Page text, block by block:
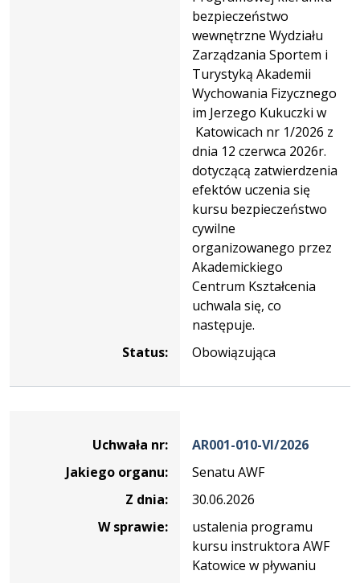
bezpieczeństwo
wewnętrzne Wydziału
Zarządzania Sportem i
Turystyką Akademii
Wychowania Fizycznego
im Jerzego Kukuczki w
Katowicach nr 1/2026 z
dnia 12 czerwca 2026r.
dotyczącą zatwierdzenia
efektów uczenia się
kursu bezpieczeństwo
cywilne
organizowanego przez
Akademickiego
Centrum Kształcenia
uchwala się, co
następuje.
Status:
Obowiązująca
Uchwała nr:
AR001-010-VI/2026
Jakiego organu:
Senatu AWF
Z dnia:
30.06.2026
W sprawie:
ustalenia programu
kursu instruktora AWF
Katowice w pływaniu